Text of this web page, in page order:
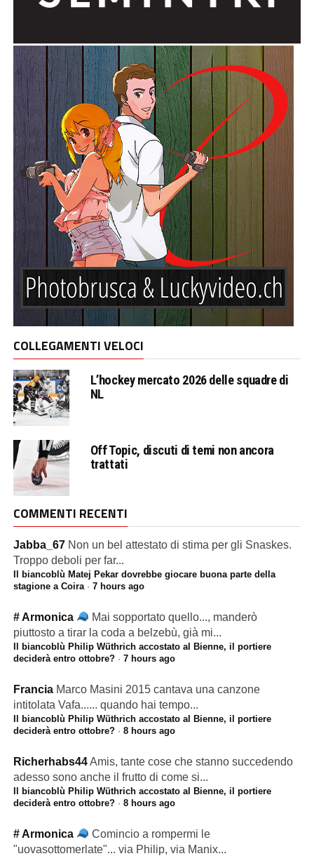
COLLEGAMENTI VELOCI
L’hockey mercato 2026 delle squadre di
NL
Off Topic, discuti di temi non ancora
trattati
COMMENTI RECENTI
Jabba_67 Non un bel attestato di stima per gli Snaskes.
Troppo deboli per far...
Il biancoblù Matej Pekar dovrebbe giocare buona parte della
stagione a Coira· 7 hours ago
# Armonica
Mai sopportato quello..., manderò
piuttosto a tirar la coda a belzebù, già mi...
Il biancoblù Philip Wüthrich accostato al Bienne, il portiere
deciderà entro ottobre?· 7 hours ago
Francia Marco Masini 2015 cantava una canzone
intitolata Vafa...... quando hai tempo...
Il biancoblù Philip Wüthrich accostato al Bienne, il portiere
deciderà entro ottobre?· 8 hours ago
Richerhabs44Amis, tante cose che stanno succedendo
adesso sono anche il frutto di come si...
Il biancoblù Philip Wüthrich accostato al Bienne, il portiere
deciderà entro ottobre?· 8 hours ago
# Armonica
Comincio a rompermi le
"uovasottomerlate"... via Philip, via Manix...